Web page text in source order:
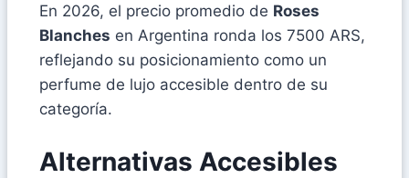
En 2026, el precio promedio de Roses
Blanches en Argentina ronda los 7500 ARS,
reflejando su posicionamiento como un
perfume de lujo accesible dentro de su
categoría.
Alternativas Accesibles